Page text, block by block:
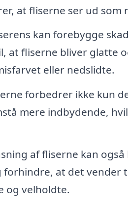
at fliserne ser ud som
kan forebygge
at fliserne bliver glatte
eller nedslidte.
forbedrer ikke kun
mere indbydende,
af fliserne kan
at det vender
og velholdte.